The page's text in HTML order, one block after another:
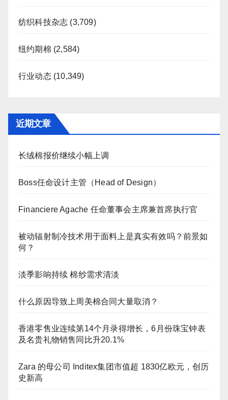
纺织科技杂志 (3,709)
纽约期棉 (2,584)
行业动态(10,349)
近期文章
长绒棉报价继续小幅上调
Boss任命设计主管（Head of Design）
Financiere Agache 任命董事会主席兼首席执行官
被动辐射制冷技术用于面料上是真实有效吗？前景如
何？
淡季影响持续 棉纱需求清淡
什么原因导致上周美棉合同大量取消？
香港零售业连续第14个月录得增长，6月份珠宝钟表
及名贵礼物销售同比升20.1%
Zara 的母公司 Inditex集团市值超 1830亿欧元，创历
史新高